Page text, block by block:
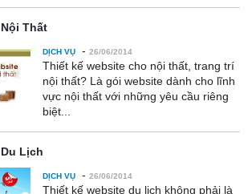
Thất
DỊCH VỤ - 26/06/2014
Thiết kế website cho nội thất, trang trí
nội thất? Là gói website dành cho lĩnh
vực nội thất với những yêu cầu riêng
biệt...
Lịch
DỊCH VỤ - 26/06/2014
Thiết kế website du lịch không phải là